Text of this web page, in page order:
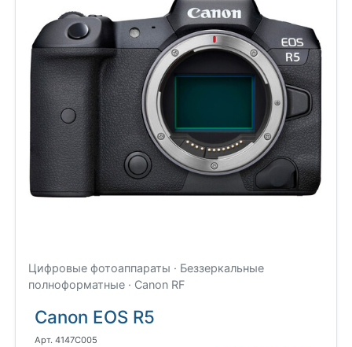
Цифровые фотоаппараты · Беззеркальные
полноформатные · Canon RF
Canon EOS R5
Арт. 4147C005